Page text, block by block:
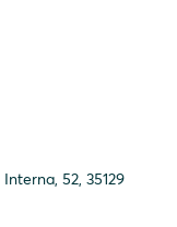
52, 35129